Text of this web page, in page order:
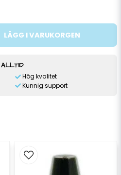
LÄGG I VARUKORGEN
ALLTID
Hög kvalitet
Kunnig support